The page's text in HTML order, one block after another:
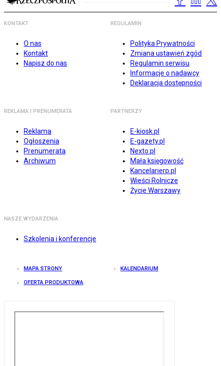
KONTAKT
O nas
Kontakt
Napisz do nas
REGULAMIN
Polityka Prywatności
Zmiana ustawień zgód
Regulamin serwisu
Informacje o nadawcy
Deklaracja dostępności
REKLAMA I PRENUMERATA
Reklama
Ogłoszenia
Prenumerata
Archiwum
PARTNERZY
E-kiosk.pl
E-gazety.pl
Nexto.pl
Mała księgowość
Kancelarierp.pl
Wieści Rolnicze
Życie Warszawy
NASZE WYDARZENIA
Szkolenia i konferencje
MAPA STRONY KALENDARIUM
OFERTA PRODUKTOWA